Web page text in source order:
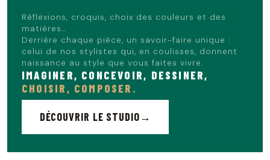
Réflexions, croquis, choix des couleurs et des
matières…
Derrière chaque pièce, un savoir-faire unique :
celui de nos stylistes qui, en coulisses, donnent
naissance au style que vous faites vivre.
IMAGINER, CONCEVOIR, DESSINER,
CHOISIR, COMPOSER.
DÉCOUVRIR LE STUDIO